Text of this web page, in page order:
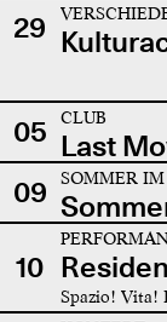
29
05 CLUB
Last
09
SOMMER
10
Spazio! Vita!